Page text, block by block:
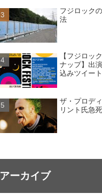
フジロック
法
【フジロッ
ナップ】出
込みツイー
ザ・プロデ
リント氏急死
アーカイブ